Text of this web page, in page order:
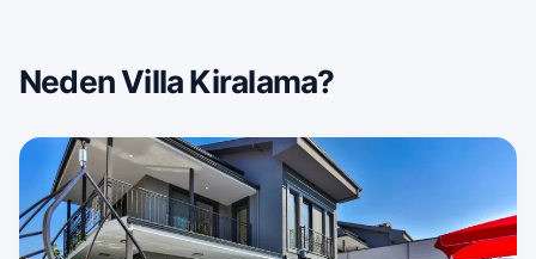
Neden Villa Kiralama?